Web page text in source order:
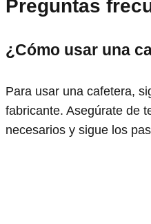
Preguntas
¿Cómo usar una
Para usar una cafetera,
fabricante. Asegúrate de
necesarios y sigue los